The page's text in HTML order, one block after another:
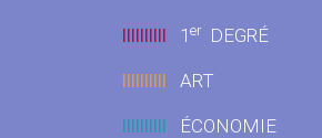
llllllllll 1 erDEGRÉ
llllllllll ART
llllllllll ÉCONOMIE